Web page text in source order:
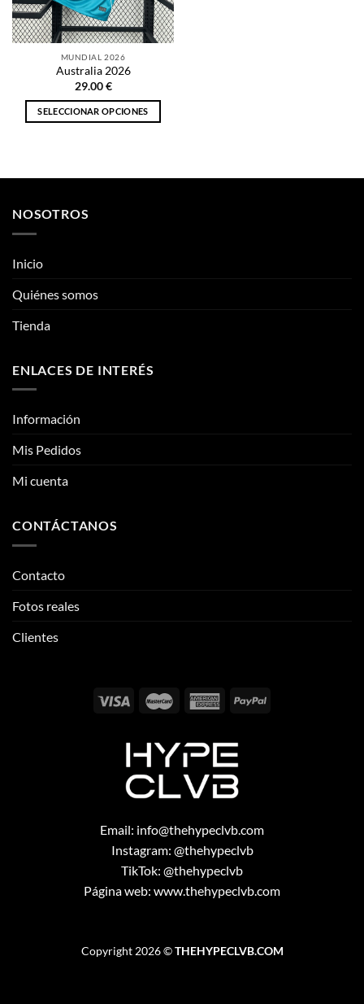
MUNDIAL 2026
Australia 2026
29.00€
SELECCIONAR OPCIONES
múltiples
en
producto
NOSOTROS
Inicio
Quiénes somos
Tienda
ENLACES DE INTERÉS
Información
Mis Pedidos
Mi cuenta
CONTÁCTANOS
Contacto
Fotos reales
Clientes
Email: info@thehypeclvb.com
Instagram: @thehypeclvb
TikTok: @thehypeclvb
Página web: www.thehypeclvb.com
Copyright 2026 ©THEHYPECLVB.COM